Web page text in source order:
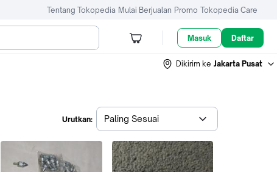
Tentang Tokopedia Mulai Berjualan Promo Tokopedia Care
Masuk Daftar
Dikirim ke Jakarta Pusat
Urutkan: Paling Sesuai